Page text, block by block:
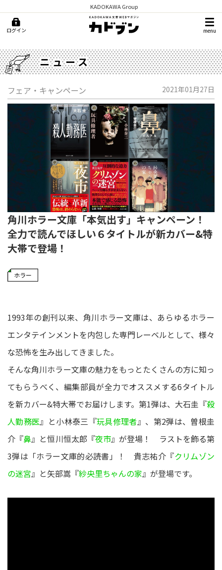
KADOKAWA Group
ログイン menu
ニュース
フェア・キャンペーン 2021年01月27日
角川ホラー文庫「本気出す」キャンペーン！
全力で読んでほしい６タイトルが新カバー&特
大帯で登場！
ホラー
1993年の創刊以来、角川ホラー文庫は、あらゆるホラー
エンタテインメントを内包した専門レーベルとして、様々
な恐怖を生み出してきました。
そんな角川ホラー文庫の魅力をもっとたくさんの方に知っ
てもらうべく、編集部員が全力でオススメする6タイトル
を新カバー&特大帯でお届けします。第1弾は、大石圭『殺
人勤務医』と小林泰三『玩具修理者』、第2弾は、曽根圭
介『鼻』と恒川恒太郎『夜市』が登場！ ラストを飾る第
3弾は「ホラー文庫的必読書」！ 貴志祐介『クリムゾン
の迷宮』と矢部嵩『紗央里ちゃんの家』が登場です。